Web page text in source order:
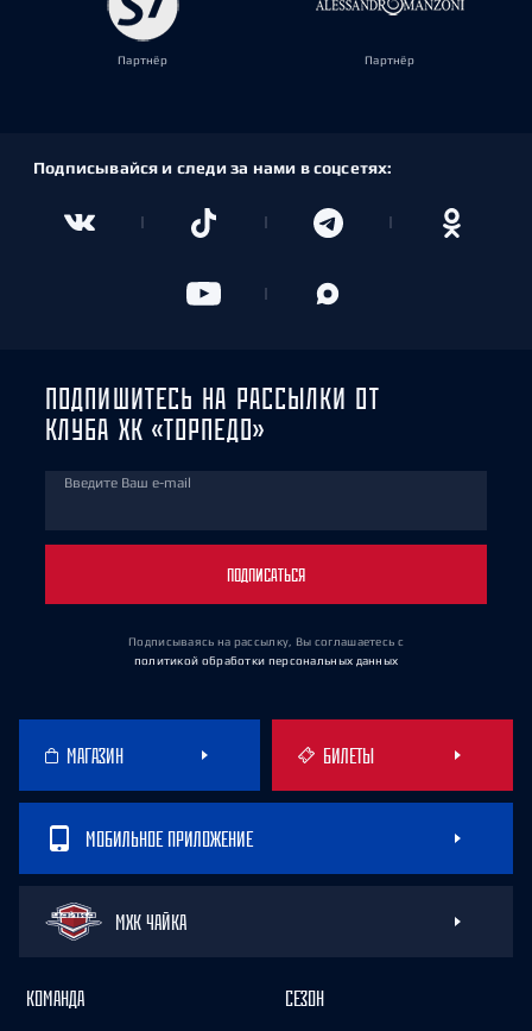
Партнёр Партнёр
Подписывайся и следи за нами в соцсетях:
ПОДПИШИТЕСЬ НА РАССЫЛКИ ОТ
КЛУБА ХК «ТОРПЕДО»
Введите Ваш e-mail
ПОДПИСАТЬСЯ
Подписываясь на рассылку, Вы соглашаетесь с
политикой обработки персональных данных
МАГАЗИН БИЛЕТЫ
МОБИЛЬНОЕ ПРИЛОЖЕНИЕ
МХК ЧАЙКА
КОМАНДА СЕЗОН